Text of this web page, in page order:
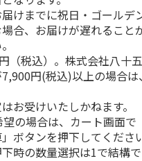
けまでに祝日・ゴールデ
合、お届けが遅れること
（税込）。株式会社八十
円(税込)以上の場合
お受けいたしかねます。
の場合は、カート画面で
ボタンを押下してくださ
時の数量選択は1で結構で